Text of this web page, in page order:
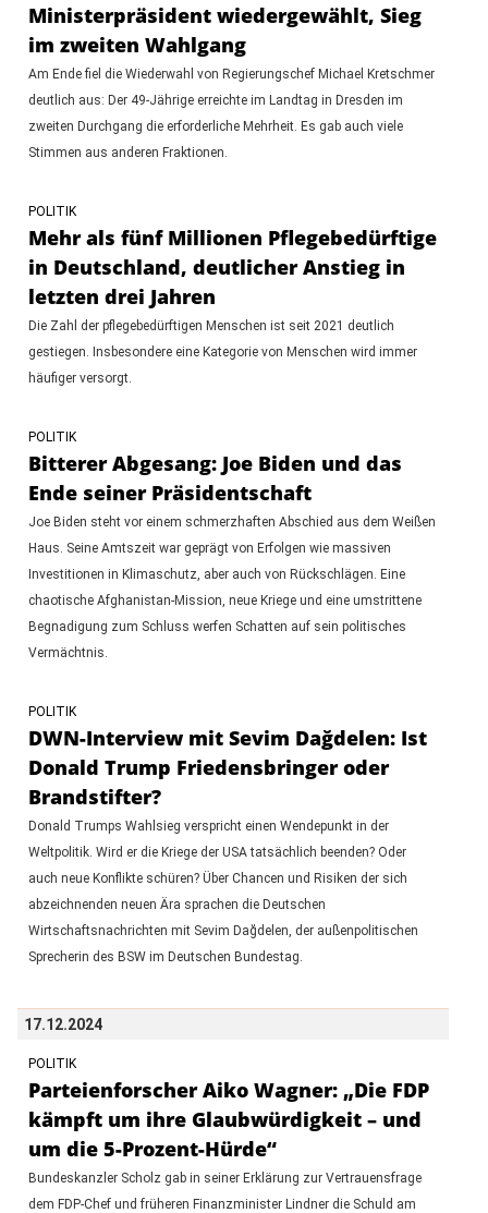
Ministerpräsident wiedergewählt, Sieg
im zweiten Wahlgang
Am Ende fiel die Wiederwahl von Regierungschef Michael Kretschmer
deutlich aus: Der 49-Jährige erreichte im Landtag in Dresden im
zweiten Durchgang die erforderliche Mehrheit. Es gab auch viele
Stimmen aus anderen Fraktionen.
POLITIK
Mehr als fünf Millionen Pflegebedürftige
in Deutschland, deutlicher Anstieg in
letzten drei Jahren
Die Zahl der pflegebedürftigen Menschen ist seit 2021 deutlich
gestiegen. Insbesondere eine Kategorie von Menschen wird immer
häufiger versorgt.
POLITIK
Bitterer Abgesang: Joe Biden und das
Ende seiner Präsidentschaft
Joe Biden steht vor einem schmerzhaften Abschied aus dem Weißen
Haus. Seine Amtszeit war geprägt von Erfolgen wie massiven
Investitionen in Klimaschutz, aber auch von Rückschlägen. Eine
chaotische Afghanistan-Mission, neue Kriege und eine umstrittene
Begnadigung zum Schluss werfen Schatten auf sein politisches
Vermächtnis.
POLITIK
DWN-Interview mit Sevim Dağdelen: Ist
Donald Trump Friedensbringer oder
Brandstifter?
Donald Trumps Wahlsieg verspricht einen Wendepunkt in der
Weltpolitik. Wird er die Kriege der USA tatsächlich beenden? Oder
auch neue Konflikte schüren? Über Chancen und Risiken der sich
abzeichnenden neuen Ära sprachen die Deutschen
Wirtschaftsnachrichten mit Sevim Dağdelen, der außenpolitischen
Sprecherin des BSW im Deutschen Bundestag.
17.12.2024
POLITIK
Parteienforscher Aiko Wagner: „Die FDP
kämpft um ihre Glaubwürdigkeit – und
um die 5-Prozent-Hürde“
Bundeskanzler Scholz gab in seiner Erklärung zur Vertrauensfrage
dem FDP-Chef und früheren Finanzminister Lindner die Schuld am